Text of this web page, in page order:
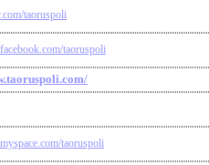
taoruspoli
taoruspoli
taoruspoli